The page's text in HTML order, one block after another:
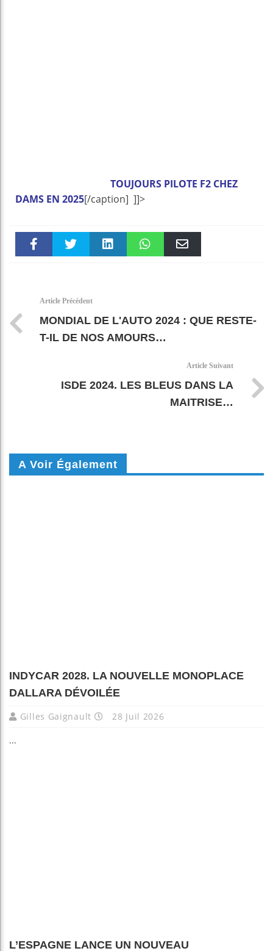
TOUJOURS PILOTE F2 CHEZ
DAMS EN 2025[/caption] ]]>
Article Précédent
MONDIAL DE L'AUTO 2024 : QUE RESTE-
T-IL DE NOS AMOURS…
Article Suivant
ISDE 2024. LES BLEUS DANS LA
MAITRISE…
A Voir Également
INDYCAR 2028. LA NOUVELLE MONOPLACE
DALLARA DÉVOILÉE
Gilles Gaignault 28 Juil 2026
...
L’ESPAGNE LANCE UN NOUVEAU